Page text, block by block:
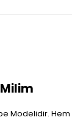
Hem